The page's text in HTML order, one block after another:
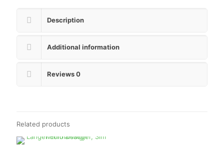
Description
Additional information
Reviews0
Related products